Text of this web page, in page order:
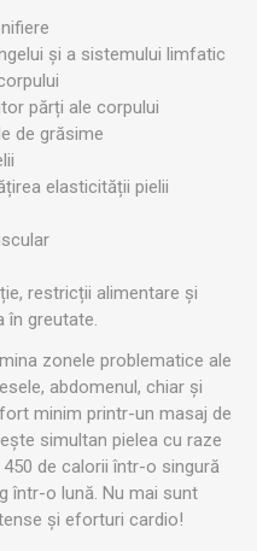
și a sistemului limfatic
părți ale corpului
de grăsime
elasticității pielii
restricții alimentare și
în greutate.
zonele problematice ale
abdomenul, chiar și
minim printr-un masaj de
simultan pielea cu raze
de calorii într-o singură
într-o lună. Nu mai sunt
și eforturi cardio!